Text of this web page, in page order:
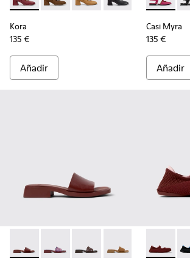
Kora
135 €
Añadir
Casi Myra
135 €
Añadir
Dana - K201740-014 - Sandalias de piel
Dana - K201740-015
Dana - K201740-013
Dana - K201740-011
Dana -Dana
Right